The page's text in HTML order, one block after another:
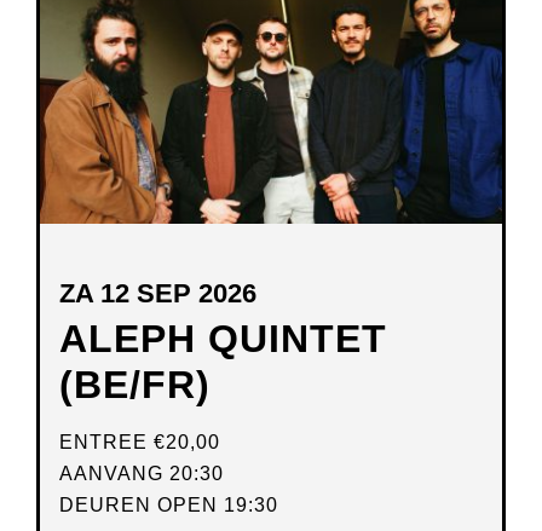
VENSTER
ALEPH QUINTET
(BE/FR)
ZA 12 SEP 2026
ENTREE €20,00
AANVANG 20:30
DEUREN OPEN 19:30